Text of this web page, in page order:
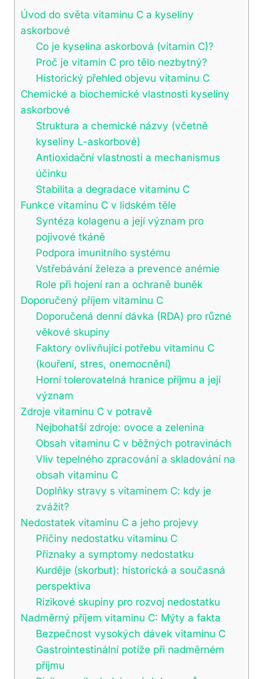
Úvod do světa vitaminu C a kyseliny
askorbové
Co je kyselina askorbová (vitamin C)?
Proč je vitamin C pro tělo nezbytný?
Historický přehled objevu vitaminu C
Chemické a biochemické vlastnosti kyseliny
askorbové
Struktura a chemické názvy (včetně
kyseliny L-askorbové)
Antioxidační vlastnosti a mechanismus
účinku
Stabilita a degradace vitaminu C
Funkce vitaminu C v lidském těle
Syntéza kolagenu a její význam pro
pojivové tkáně
Podpora imunitního systému
Vstřebávání železa a prevence anémie
Role při hojení ran a ochraně buněk
Doporučený příjem vitaminu C
Doporučená denní dávka (RDA) pro různé
věkové skupiny
Faktory ovlivňující potřebu vitaminu C
(kouření, stres, onemocnění)
Horní tolerovatelná hranice příjmu a její
význam
Zdroje vitaminu C v potravě
Nejbohatší zdroje: ovoce a zelenina
Obsah vitaminu C v běžných potravinách
Vliv tepelného zpracování a skladování na
obsah vitaminu C
Doplňky stravy s vitaminem C: kdy je
zvážit?
Nedostatek vitaminu C a jeho projevy
Příčiny nedostatku vitaminu C
Příznaky a symptomy nedostatku
Kurděje (skorbut): historická a současná
perspektiva
Rizikové skupiny pro rozvoj nedostatku
Nadměrný příjem vitaminu C: Mýty a fakta
Bezpečnost vysokých dávek vitaminu C
Gastrointestinální potíže při nadměrném
příjmu